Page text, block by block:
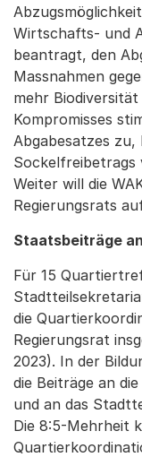
Wirtschafts- und
beantragt, den
Massnahmen
mehr Biodiversität
Kompromisses
Abgabesatzes zu,
Sockelfreibetrags
Weiter will die
Regierungsrats
Staatsbeiträge
Für 15
die
Regierungsrat
2023). In der
die Beiträge an
und an das
Die 8:5-Mehrheit